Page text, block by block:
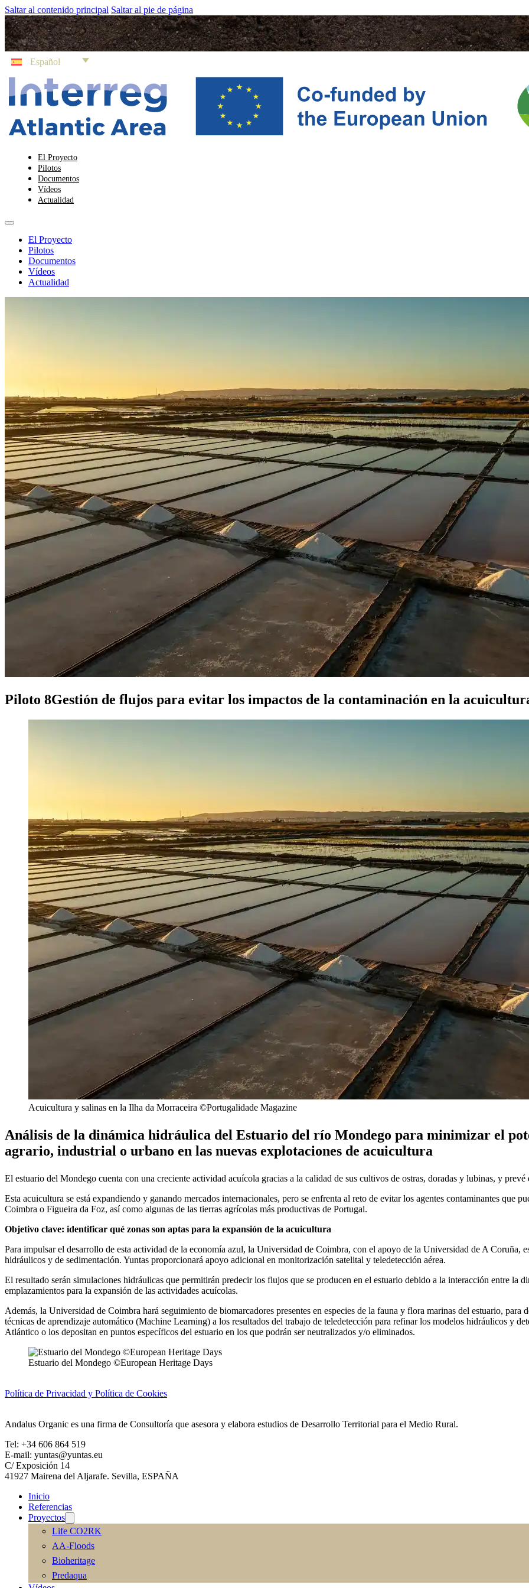
Saltar al contenido principal Saltar al pie de página
Español
El Proyecto
Pilotos
Documentos
Vídeos
Actualidad
El Proyecto
Pilotos
Documentos
Vídeos
Actualidad
Piloto 8Gestión de flujos para evitar los impactos de la contaminación en la
Acuicultura y salinas en la Ilha da Morraceira ©Portugalidade Magazine
Análisis de la dinámica hidráulica del Estuario del río Mondego para minimizar el
agrario, industrial o urbano en las nuevas explotaciones de acuicultura
El estuario del Mondego cuenta con una creciente actividad acuícola gracias a la calidad de sus cultivos de ostras, doradas y lubinas, y
Esta acuicultura se está expandiendo y ganando mercados internacionales, pero se enfrenta al reto de evitar los agentes contaminantes que
Coimbra o Figueira da Foz, así como algunas de las tierras agrícolas más productivas de Portugal.
Objetivo clave: identificar qué zonas son aptas para la expansión de la acuicultura
Para impulsar el desarrollo de esta actividad de la economía azul, la Universidad de Coimbra, con el apoyo de la Universidad de A Coruña,
hidráulicos y de sedimentación. Yuntas proporcionará apoyo adicional en monitorización satelital y teledetección aérea.
El resultado serán simulaciones hidráulicas que permitirán predecir los flujos que se producen en el estuario debido a la interacción entre la
emplazamientos para la expansión de las actividades acuícolas.
Además, la Universidad de Coimbra hará seguimiento de biomarcadores presentes en especies de la fauna y flora marinas del estuario,
técnicas de aprendizaje automático (Machine Learning) a los resultados del trabajo de teledetección para refinar los modelos hidráulicos y
Atlántico o los depositan en puntos específicos del estuario en los que podrán ser neutralizados y/o eliminados.
Estuario del Mondego ©European Heritage Days
Política de Privacidad y Política de Cookies
Andalus Organic es una firma de Consultoría que asesora y elabora estudios de Desarrollo Territorial para el Medio Rural.
Tel: +34 606 864 519
E-mail: yuntas@yuntas.eu
C/ Exposición 14
41927 Mairena del Aljarafe. Sevilla, ESPAÑA
Inicio
Referencias
Proyectos
Life CO2RK
AA-Floods
Bioheritage
Predaqua